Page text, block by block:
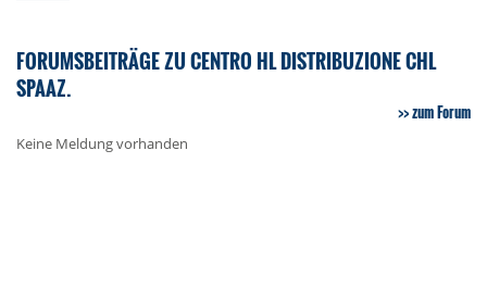
FORUMSBEITRÄGE ZU CENTRO HL DISTRIBUZIONE CHL
SPAAZ.
zum Forum
Keine Meldung vorhanden